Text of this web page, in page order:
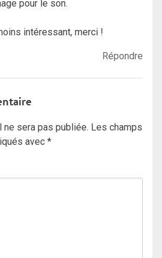
pour le son.
intéressant, merci !
Répondre
sera pas publiée. Les champs
avec *